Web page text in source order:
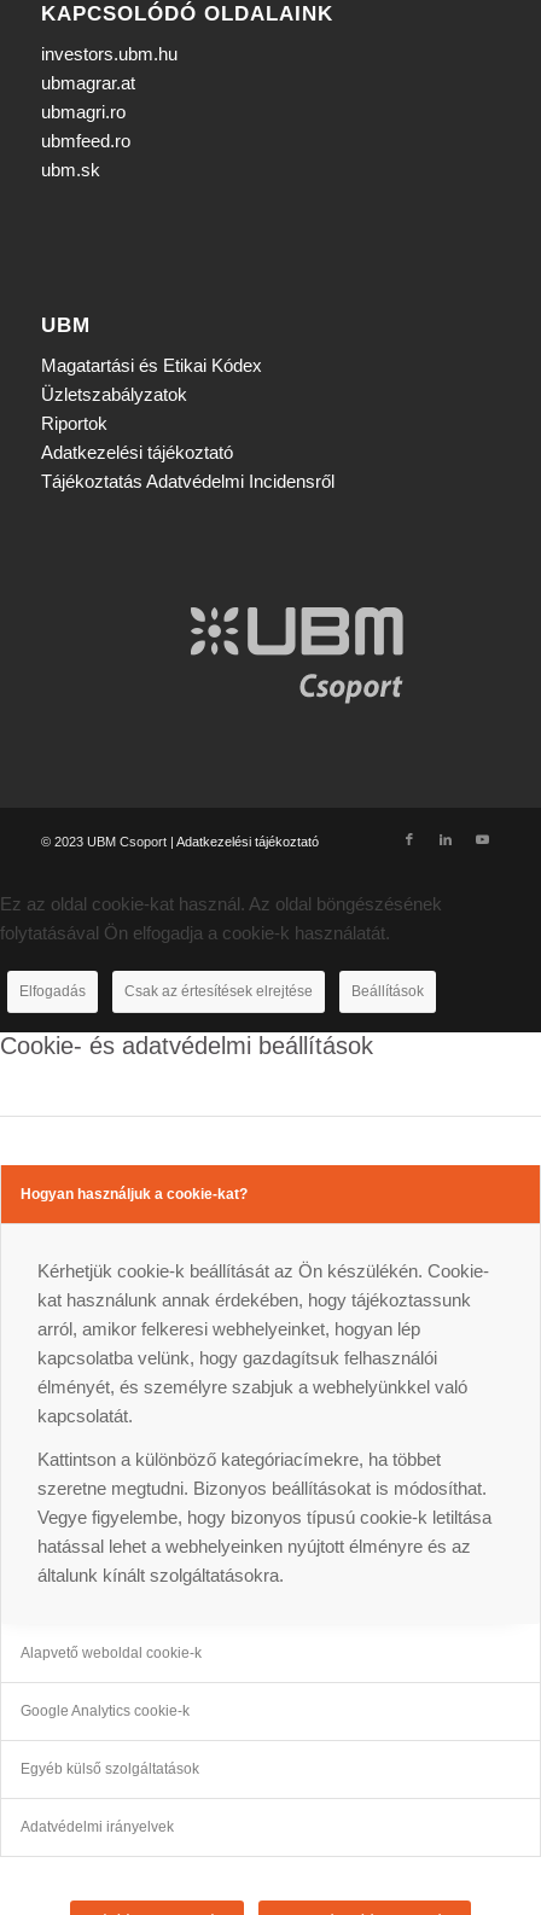
KAPCSOLÓDÓ OLDALAINK
investors.ubm.hu
ubmagrar.at
ubmagri.ro
ubmfeed.ro
ubm.sk
UBM
Magatartási és Etikai Kódex
Üzletszabályzatok
Riportok
Adatkezelési tájékoztató
Tájékoztatás Adatvédelmi Incidensről
© 2023 UBM Csoport | Adatkezelési tájékoztató
Ez az oldal cookie-kat használ. Az oldal böngészésének
folytatásával Ön elfogadja a cookie-k használatát.
Elfogadás Csak az értesítések elrejtése Beállítások
Cookie- és adatvédelmi beállítások
Hogyan használjuk a cookie-kat?
Kérhetjük cookie-k beállítását az Ön készülékén. Cookie-
kat használunk annak érdekében, hogy tájékoztassunk
arról, amikor felkeresi webhelyeinket, hogyan lép
kapcsolatba velünk, hogy gazdagítsuk felhasználói
élményét, és személyre szabjuk a webhelyünkkel való
kapcsolatát.
Kattintson a különböző kategóriacímekre, ha többet
szeretne megtudni. Bizonyos beállításokat is módosíthat.
Vegye figyelembe, hogy bizonyos típusú cookie-k letiltása
hatással lehet a webhelyeinken nyújtott élményre és az
általunk kínált szolgáltatásokra.
Alapvető weboldal cookie-k
Google Analytics cookie-k
Egyéb külső szolgáltatások
Adatvédelmi irányelvek